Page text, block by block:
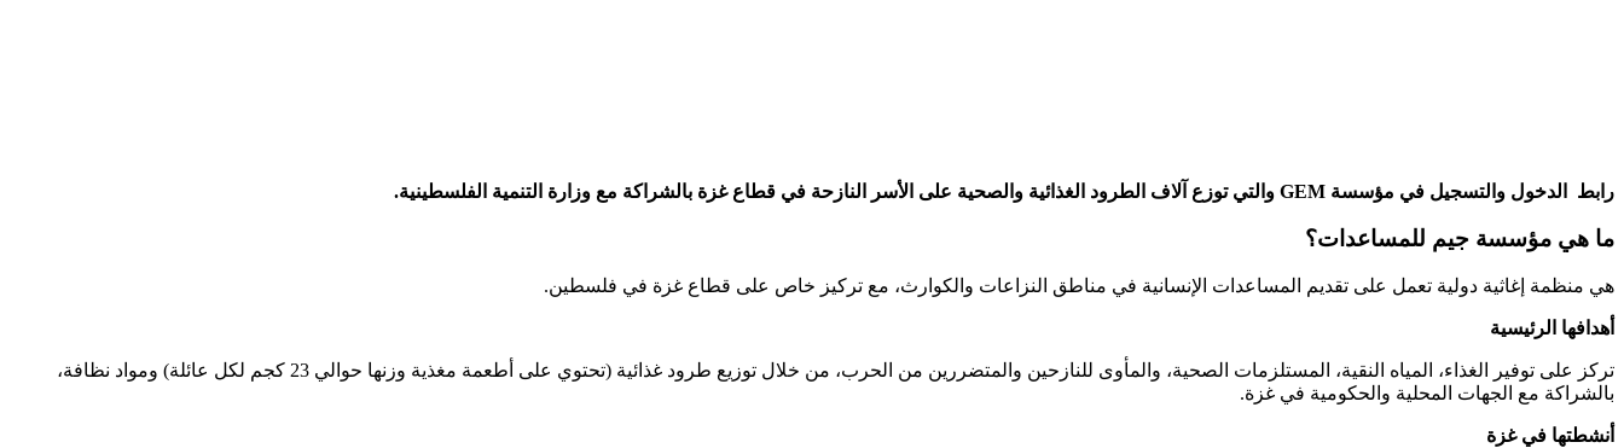
رابط الدخول والتسجيل في مؤسسة GEM والتي توزع آلاف الطرود الغذائية والصحية على الأسر النازحة في قطاع غزة بالشراكة مع وزارة التنمية الفلسطينية.
ما هي مؤسسة جيم للمساعدات؟
هي منظمة إغاثية دولية تعمل على تقديم المساعدات الإنسانية في مناطق النزاعات والكوارث، مع تركيز خاص على قطاع غزة في فلسطين.
أهدافها الرئيسية
تركز على توفير الغذاء، المياه النقية، المستلزمات الصحية، والمأوى للنازحين والمتضررين من الحرب، من خلال توزيع طرود غذائية (تحتوي على أطعمة مغذية وزنها حوالي 23 كجم لكل عائلة) ومواد نظافة،
بالشراكة مع الجهات المحلية والحكومية في غزة.
أنشطتها في غزة